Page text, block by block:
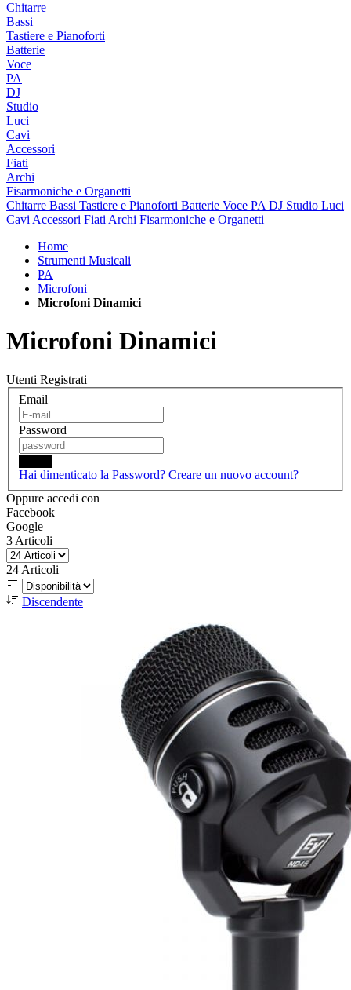
Chitarre
Bassi
Tastiere e Pianoforti
Batterie
Voce
PA
DJ
Studio
Luci
Cavi
Accessori
Fiati
Archi
Fisarmoniche e Organetti
Chitarre Bassi Tastiere e Pianoforti Batterie Voce PA DJ Studio Luci
Cavi Accessori Fiati Archi Fisarmoniche e Organetti
Home
Strumenti Musicali
PA
Microfoni
Microfoni Dinamici
Microfoni Dinamici
Utenti Registrati
Email
Password
Hai dimenticato la Password? Creare un nuovo account?
Oppure accedi con
Facebook
Google
3Articoli
24Articoli
Discendente